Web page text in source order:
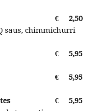
€
2,50
saus, chimmichurri
€
5,95
€
5,95
€
5,95